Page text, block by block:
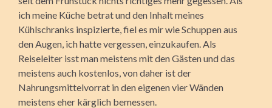
ich meine Küche betrat und den Inhalt meines
Kühlschranks inspizierte, fiel es mir wie Schuppen aus
den Augen, ich hatte vergessen, einzukaufen. Als
Reiseleiter isst man meistens mit den Gästen und das
meistens auch kostenlos, von daher ist der
Nahrungsmittelvorrat in den eigenen vier Wänden
meistens eher kärglich bemessen.